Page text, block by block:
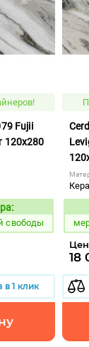
Fujii
120x280
свободы
в 1 клик
18